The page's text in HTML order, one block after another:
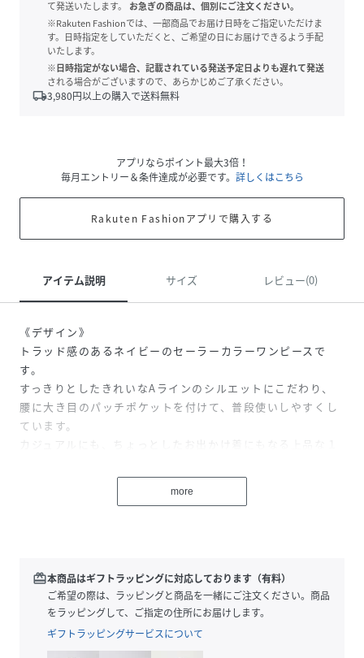
て発送いたします。
お急ぎの商品は、個別にご注文ください。
※Rakuten Fashionでは、一部商品でお届け日時をご指定いただけま
す。日時指定をしていただくと、ご希望の日にお届けできるよう手配
いたします。
※日時指定がない場合、記載されている発送予定日よりも遅れて発送
される場合がございますので、あらかじめご了承ください。
local_shipping3,980円以上の購入で送料無料
アプリならポイント最大3倍！
毎月エントリー＆条件達成が必要です。 詳しくはこちら
Rakuten Fashionアプリで購入する
アイテム説明 サイズ レビュー(0)
《デザイン》
トラッド感のあるネイビーのセーラーカラーワンピースで
す。
すっきりとしたきれいなAラインのシルエットにこだわり、
腰に大き目のパッチポケットを付けて、普段使いしやすくし
ています。
カジュアルにも、ちょっとしたお出かけ着にもなる上品な１
襟、ポケットのホワイトラインと、
胸当てのさり気ないボーダー使いがアクセントになり
着ていただくことも出来ますので、
インナーを長袖や半袖にすることでシーズンレスにお楽しみ
頂けます。
左胸にヨット柄刺繍のワッペンを付けて、
さりげないアクセントにしています。
more
redeem本商品はギフトラッピングに対応しております（有料）
ご希望の際は、ラッピングと商品を一緒にご注文ください。商品
をラッピングして、ご指定の住所にお届けします。
ギフトラッピングサービスについて